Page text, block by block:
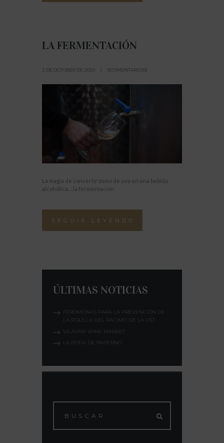
LA FERMENTACIÓN
2 DE OCTOBER DE 2020 0COMENTARIO(S)
La magia de convertir zumo de uva en una bebida
alcohólica….la fermentación.
SEGUIR LEYENDO
ÚLTIMAS NOTICIAS
FEROMONAS PARA LA PREVENCIÓN DE
LA POLILLA DEL RACIMO DE LA VID
VILASIRA WINE MARKET
LA PODA DE INVIERNO